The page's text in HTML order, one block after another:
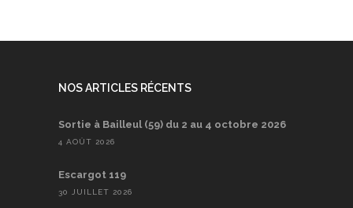
NOS ARTICLES RÉCENTS
Sortie à Bailleul (59) du 2 au 4 octobre 2026
4 AOÛT 2026
Escargot 119
30 JUILLET 2026